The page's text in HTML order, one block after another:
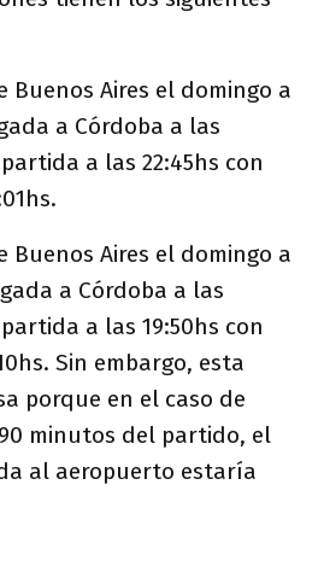
Buenos Aires el domingo a
a Córdoba a las
a las 22:45hs con
Buenos Aires el domingo a
a Córdoba a las
a las 19:50hs con
Sin embargo, esta
porque en el caso de
minutos del partido, el
al aeropuerto estaría